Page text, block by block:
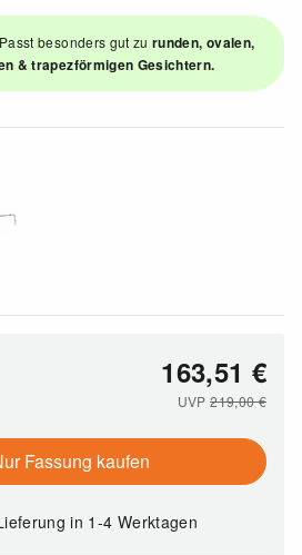
Passt besonders gut zurunden, ovalen,
& trapezförmigen Gesichtern.
163,51 €
UVP219,00€
Fassung kaufen
in 1-4 Werktagen